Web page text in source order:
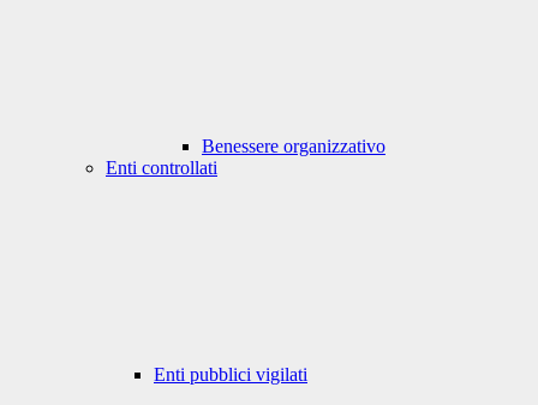
Benessere organizzativo
Enti controllati
Enti pubblici vigilati